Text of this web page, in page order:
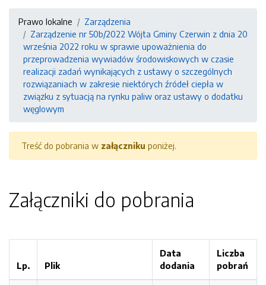
Prawo lokalne
Zarządzenia
Zarządzenie nr 50b/2022 Wójta Gminy Czerwin z dnia 20
września 2022 roku w sprawie upoważnienia do
przeprowadzenia wywiadów środowiskowych w czasie
realizacji zadań wynikających z ustawy o szczególnych
rozwiązaniach w zakresie niektórych źródeł ciepła w
związku z sytuacją na rynku paliw oraz ustawy o dodatku
węglowym
Treść do pobrania w załączniku poniżej.
Załączniki do pobrania
Lp. Plik
Data
dodania
Liczba
pobrań